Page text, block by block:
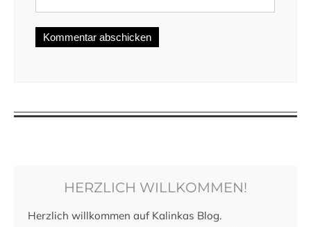
HERZLICH WILLKOMMEN!
Herzlich willkommen auf Kalinkas Blog.